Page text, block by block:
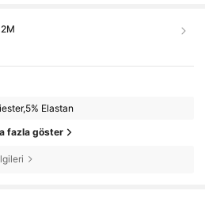
Elastan
fazla göster